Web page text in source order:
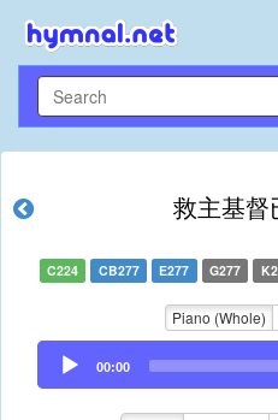
救主基督
C224 CB277 E277 G277
Piano (Whole)
Audio
Player
00:00